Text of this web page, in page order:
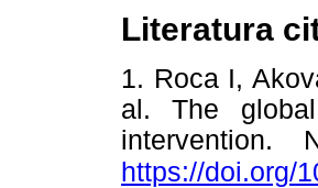
Literatura
1. Roca I,
al. The
intervention.
https://doi.org/